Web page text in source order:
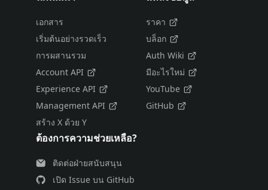
เอกสาร
เริ่มต้นอย่างรวดเร็ว
การผสานรวม
Account API
Experience API
Management API
สร้าง X ด้วย Y
ราคา
บล็อก
Auth Wiki
มีอะไรใหม่
YouTube
GitHub
ต้องการความช่วยเหลือ?
ติดต่อฝ่ายสนับสนุน
เปิด Issue บน GitHub